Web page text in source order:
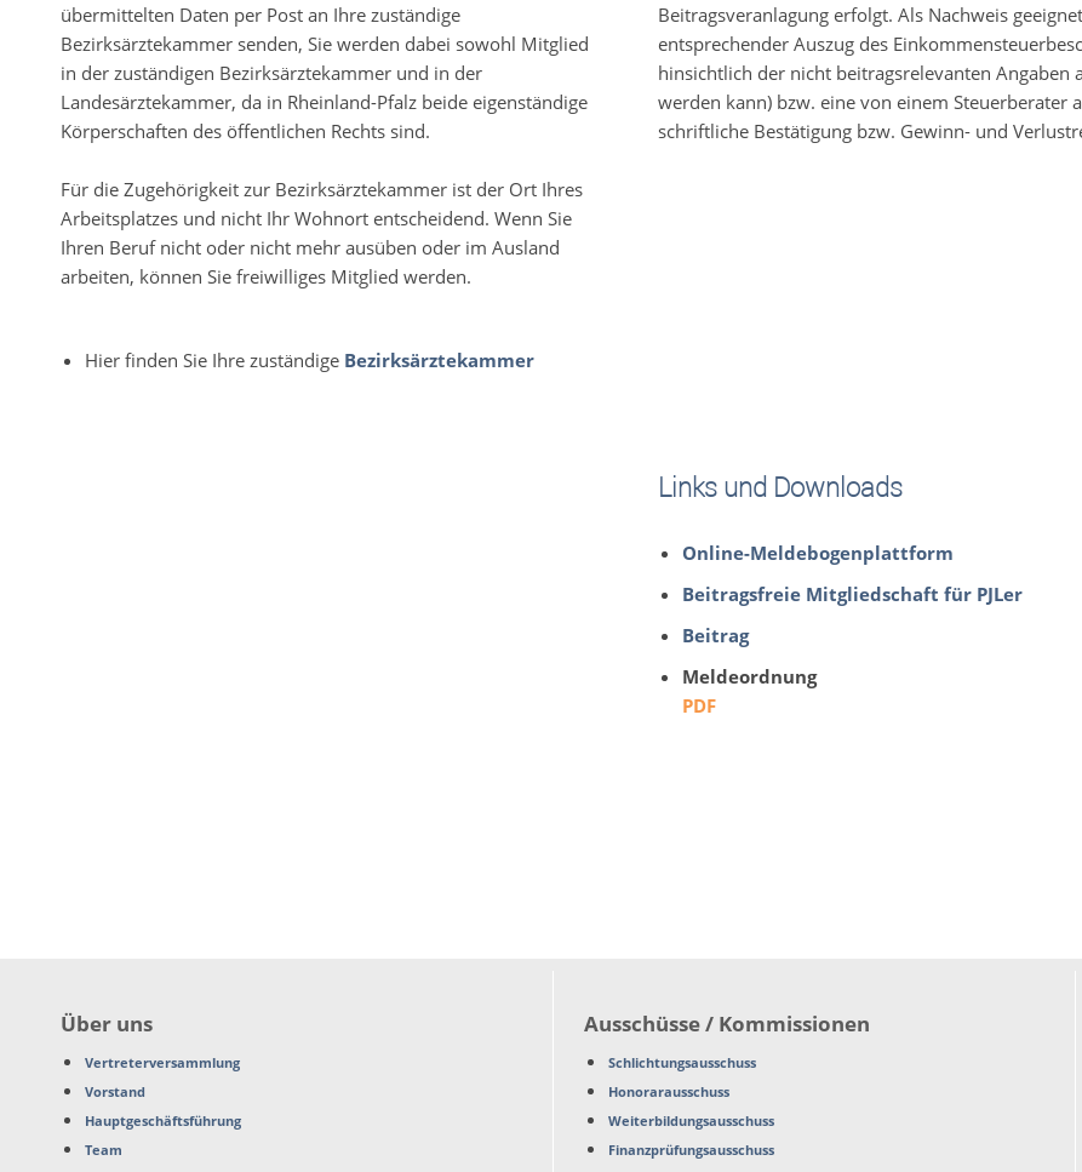
übermittelten Daten per Post an Ihre zuständige
Bezirksärztekammer senden, Sie werden dabei sowohl Mitglied
in der zuständigen Bezirksärztekammer und in der
Landesärztekammer, da in Rheinland-Pfalz beide eigenständige
Körperschaften des öffentlichen Rechts sind.
Für die Zugehörigkeit zur Bezirksärztekammer ist der Ort Ihres
Arbeitsplatzes und nicht Ihr Wohnort entscheidend. Wenn Sie
Ihren Beruf nicht oder nicht mehr ausüben oder im Ausland
arbeiten, können Sie freiwilliges Mitglied werden.
Hier finden Sie Ihre zuständige Bezirksärztekammer
Beitragsveranlagung erfolgt. Als Nachweis
entsprechender Auszug des
hinsichtlich der nicht beitragsrelevanten Angaben
werden kann) bzw. eine von einem Steuerberater
schriftliche Bestätigung bzw. Gewinn- und
Links und Downloads
Online-Meldebogenplattform
Beitragsfreie Mitgliedschaft für PJLer
Beitrag
Meldeordnung
PDF
Über uns
Vertreterversammlung
Vorstand
Hauptgeschäftsführung
Team
Ausschüsse / Kommissionen
Schlichtungsausschuss
Honorarausschuss
Weiterbildungsausschuss
Finanzprüfungsausschuss